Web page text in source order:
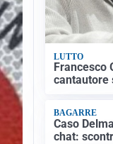
LUTTO
Francesco
cantautore
BAGARRE
Caso
chat: